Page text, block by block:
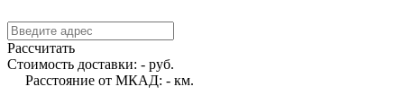
Рассчитать
Стоимость доставки: - руб.
Расстояние от МКАД: - км.